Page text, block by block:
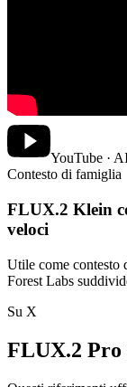
YouTube ·
Contesto di famiglia
FLUX.2 Klein
veloci
Utile come
Forest Labs
Su X
FLUX.2 Pro